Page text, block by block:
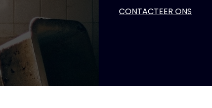
CONTACTEER ONS